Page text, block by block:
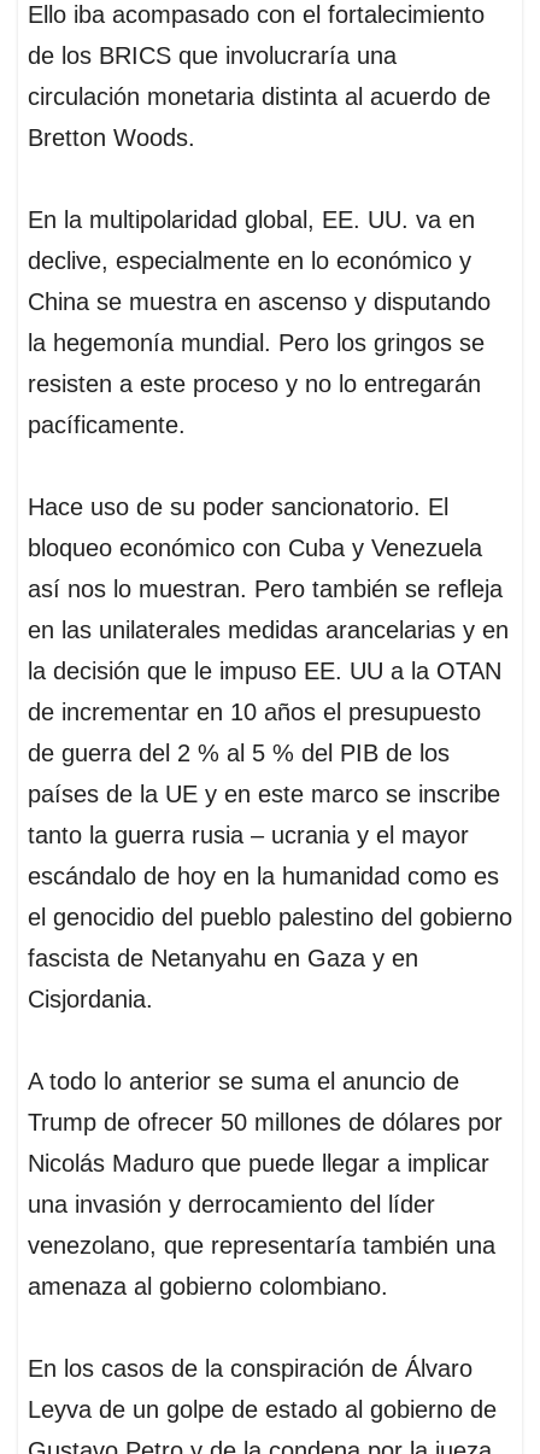
Ello iba acompasado con el fortalecimiento
de los BRICS que involucraría una
circulación monetaria distinta al acuerdo de
Bretton Woods.
En la multipolaridad global, EE. UU. va en
declive, especialmente en lo económico y
China se muestra en ascenso y disputando
la hegemonía mundial. Pero los gringos se
resisten a este proceso y no lo entregarán
pacíficamente.
Hace uso de su poder sancionatorio. El
bloqueo económico con Cuba y Venezuela
así nos lo muestran. Pero también se refleja
en las unilaterales medidas arancelarias y en
la decisión que le impuso EE. UU a la OTAN
de incrementar en 10 años el presupuesto
de guerra del 2 % al 5 % del PIB de los
países de la UE y en este marco se inscribe
tanto la guerra rusia – ucrania y el mayor
escándalo de hoy en la humanidad como es
el genocidio del pueblo palestino del gobierno
fascista de Netanyahu en Gaza y en
Cisjordania.
A todo lo anterior se suma el anuncio de
Trump de ofrecer 50 millones de dólares por
Nicolás Maduro que puede llegar a implicar
una invasión y derrocamiento del líder
venezolano, que representaría también una
amenaza al gobierno colombiano.
En los casos de la conspiración de Álvaro
Leyva de un golpe de estado al gobierno de